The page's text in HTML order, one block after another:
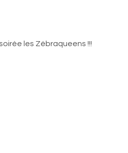
les Zébraqueens !!!